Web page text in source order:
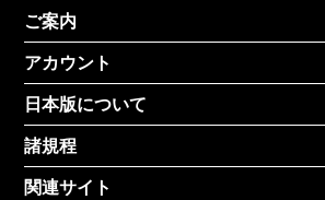
ご案内
アカウント
日本版について
諸規程
関連サイト